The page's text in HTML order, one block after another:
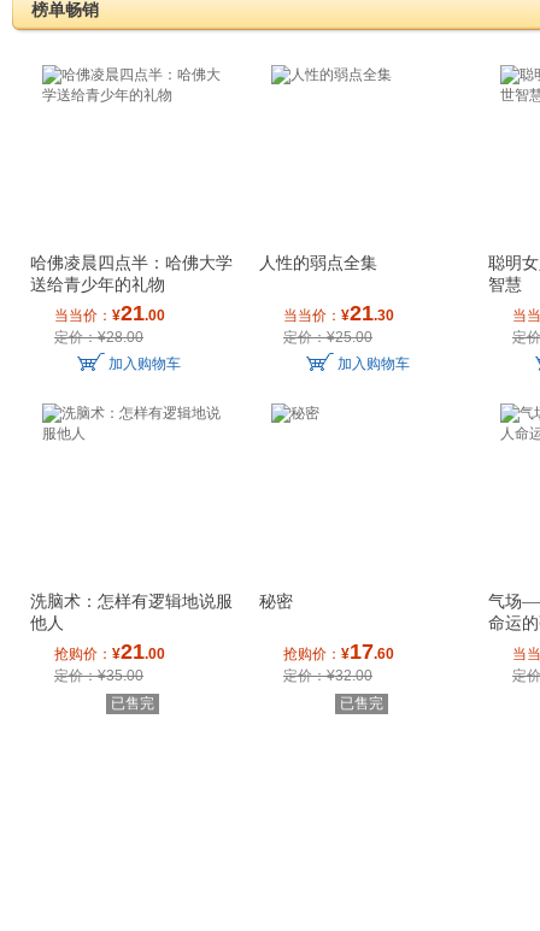
榜单畅销
哈佛凌晨四点半：哈佛大学
送给青少年的礼物
当当价： ¥21.00
定价：¥28.00
加入购物车
人性的弱点全集
当当价： ¥21.30
定价：¥25.00
加入购物车
聪明
智慧
当
定
洗脑术：怎样有逻辑地说服
他人
抢购价： ¥21.00
定价：¥35.00
已售完
秘密
抢购价： ¥17.60
定价：¥32.00
已售完
气场
命运
当
定